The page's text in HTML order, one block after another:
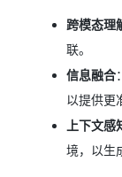
跨模态理
联。
信息融合
以提供更
上下文感
境，以生